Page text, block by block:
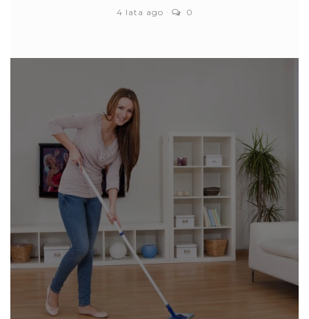
4 lata ago 0